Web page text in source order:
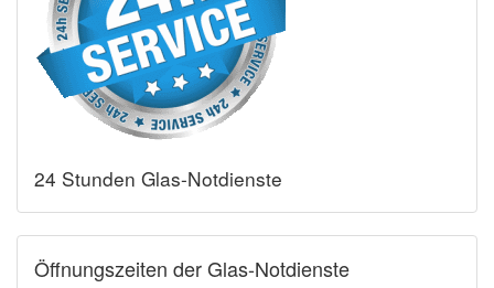
24 Stunden Glas-Notdienste
Öffnungszeiten der Glas-Notdienste